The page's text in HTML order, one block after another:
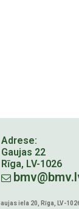
Adrese:
Gaujas 22
Rīga, LV-1026
iela 20, Rīga, LV-